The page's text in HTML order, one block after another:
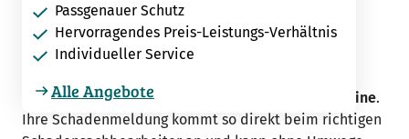
Passgenauer Schutz
Hervorragendes Preis-Leistungs-Verhältnis
Individueller Service
Alle Angebote
Schaden melden
Melden Sie Ihren Schaden schnell und einfach online.
Ihre Schadenmeldung kommt so direkt beim richtigen